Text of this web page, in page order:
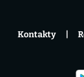
Kontakty